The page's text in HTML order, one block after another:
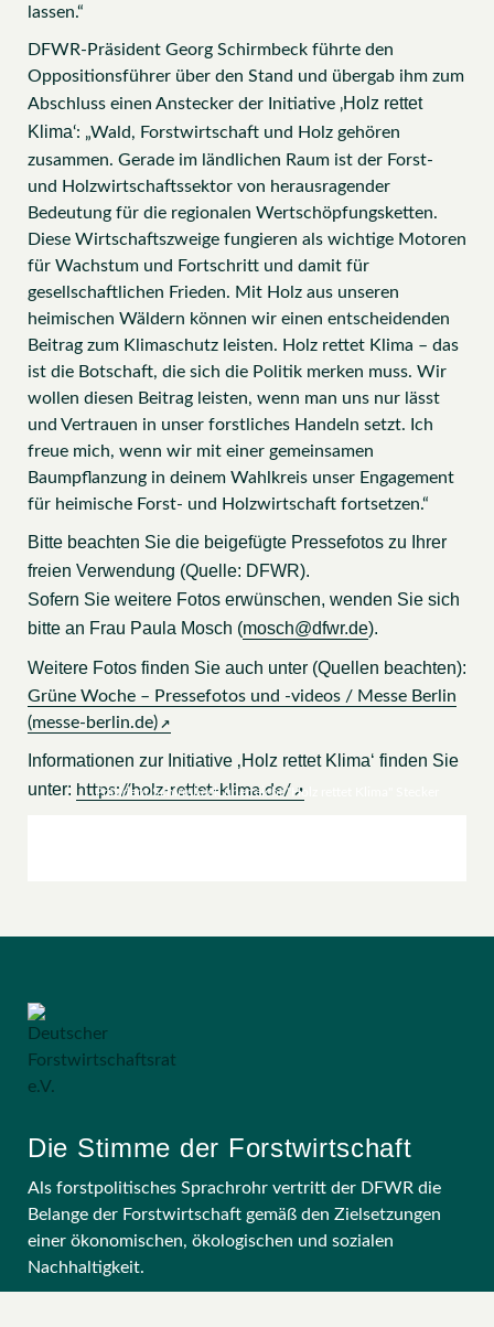
lassen.“
DFWR-Präsident Georg Schirmbeck führte den
Oppositionsführer über den Stand und übergab ihm zum
Abschluss einen Anstecker der Initiative ‚Holz rettet
Klima‘: „Wald, Forstwirtschaft und Holz gehören
zusammen. Gerade im ländlichen Raum ist der Forst-
und Holzwirtschaftssektor von herausragender
Bedeutung für die regionalen Wertschöpfungsketten.
Diese Wirtschaftszweige fungieren als wichtige Motoren
für Wachstum und Fortschritt und damit für
gesellschaftlichen Frieden. Mit Holz aus unseren
heimischen Wäldern können wir einen entscheidenden
Beitrag zum Klimaschutz leisten. Holz rettet Klima – das
ist die Botschaft, die sich die Politik merken muss. Wir
wollen diesen Beitrag leisten, wenn man uns nur lässt
und Vertrauen in unser forstliches Handeln setzt. Ich
freue mich, wenn wir mit einer gemeinsamen
Baumpflanzung in deinem Wahlkreis unser Engagement
für heimische Forst- und Holzwirtschaft fortsetzen.“
Bitte beachten Sie die beigefügte Pressefotos zu Ihrer
freien Verwendung (Quelle: DFWR).
Sofern Sie weitere Fotos erwünschen, wenden Sie sich
bitte an Frau Paula Mosch (mosch@dfwr.de).
Weitere Fotos finden Sie auch unter (Quellen beachten):
Grüne Woche – Pressefotos und -videos / Messe Berlin
(messe-berlin.de)
Informationen zur Initiative ‚Holz rettet Klima‘ finden Sie
unter: https://holz-rettet-klima.de/
Präsident Schirmbeck überreicht "Holz rettet Klima" Stecker
Die Stimme der Forstwirtschaft
Als forstpolitisches Sprachrohr vertritt der DFWR die
Belange der Forstwirtschaft gemäß den Zielsetzungen
einer ökonomischen, ökologischen und sozialen
Nachhaltigkeit.